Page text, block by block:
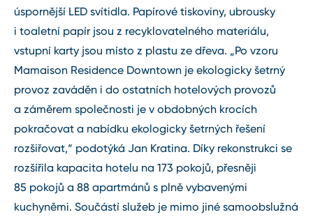
úspornější LED svítidla. Papírové tiskoviny, ubrousky
i toaletní papír jsou z recyklovatelného materiálu,
vstupní karty jsou místo z plastu ze dřeva. „Po vzoru
Mamaison Residence Downtown je ekologicky šetrný
provoz zaváděn i do ostatních hotelových provozů
a záměrem společnosti je v obdobných krocích
pokračovat a nabídku ekologicky šetrných řešení
rozšiřovat,“ podotýká Jan Kratina. Díky rekonstrukci se
rozšířila kapacita hotelu na 173 pokojů, přesněji
85 pokojů a 88 apartmánů s plně vybavenými
kuchyněmi. Součástí služeb je mimo jiné samoobslužná